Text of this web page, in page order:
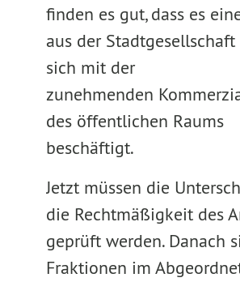
finden es gut, dass es
aus der
sich mit der
zunehmenden
des öffentlichen Raums
beschäftigt.
Jetzt müssen die
die Rechtmäßigkeit des
geprüft werden. Danach
Fraktionen im